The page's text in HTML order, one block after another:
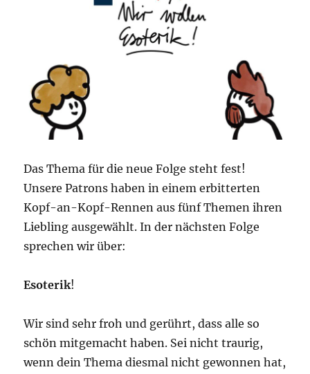
Das Thema für die neue Folge steht fest!
Unsere Patrons haben in einem erbitterten
Kopf-an-Kopf-Rennen aus fünf Themen ihren
Liebling ausgewählt. In der nächsten Folge
sprechen wir über:
Esoterik!
Wir sind sehr froh und gerührt, dass alle so
schön mitgemacht haben. Sei nicht traurig,
wenn dein Thema diesmal nicht gewonnen hat,